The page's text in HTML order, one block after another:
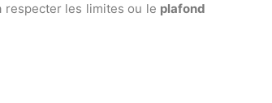
respecter les limites ou le plafond